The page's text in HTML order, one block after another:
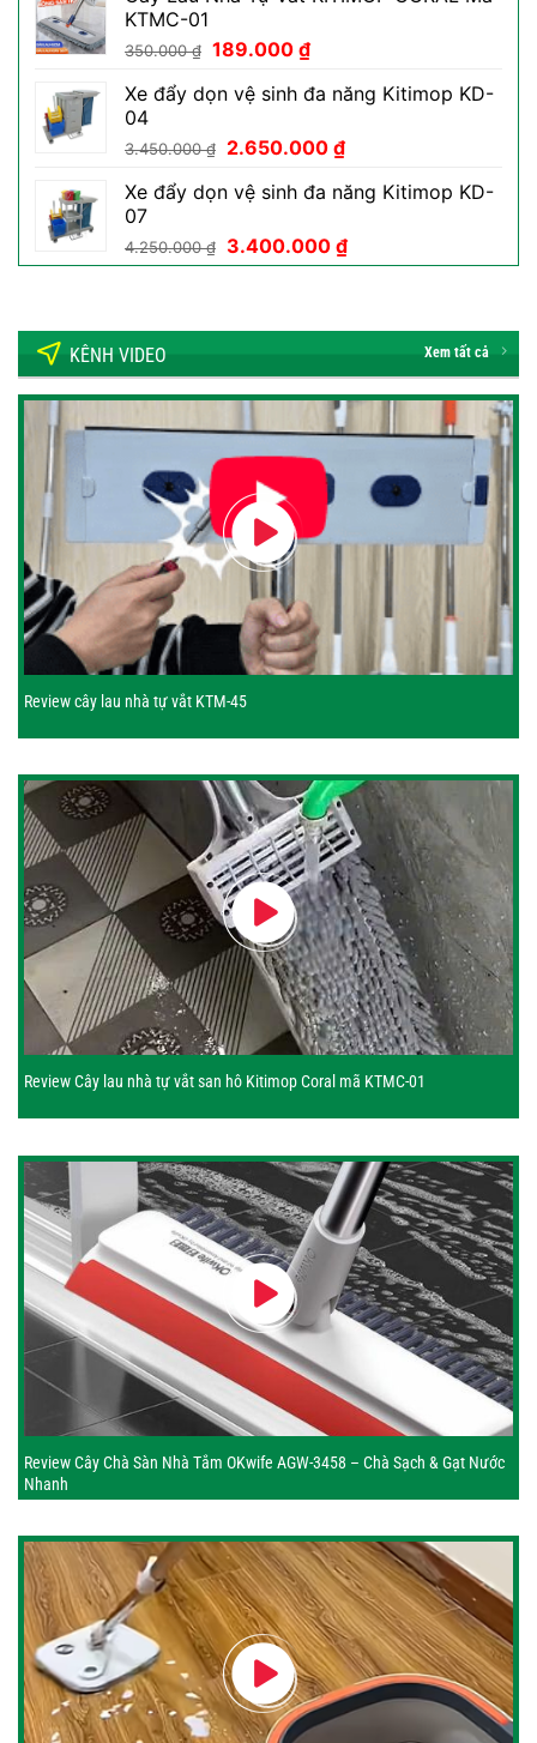
50.000 ₫.
29.000 ₫.
KTMC-01
350.000₫ Giá
là:
189.000 ₫Giá
tại
189.000 ₫.
Xe đẩy dọn vệ sinh đa năng Kitimop KD-
04
3.450.000₫
Giá
là:
2.650.000 ₫Giá
tại
2.650.000 ₫.
Xe đẩy dọn vệ sinh đa năng Kitimop KD-
07
4.250.000₫
Giá
gốc
3.400.000 ₫Giá
hiện
3.400.000 ₫.
KÊNH VIDEO Xem tất cả
Review cây lau nhà tự vắt KTM-45
Review Cây lau nhà tự vắt san hô Kitimop Coral mã KTMC-01
Review Cây Chà Sàn Nhà Tắm OKwife AGW-3458 – Chà Sạch & Gạt Nước
Nhanh